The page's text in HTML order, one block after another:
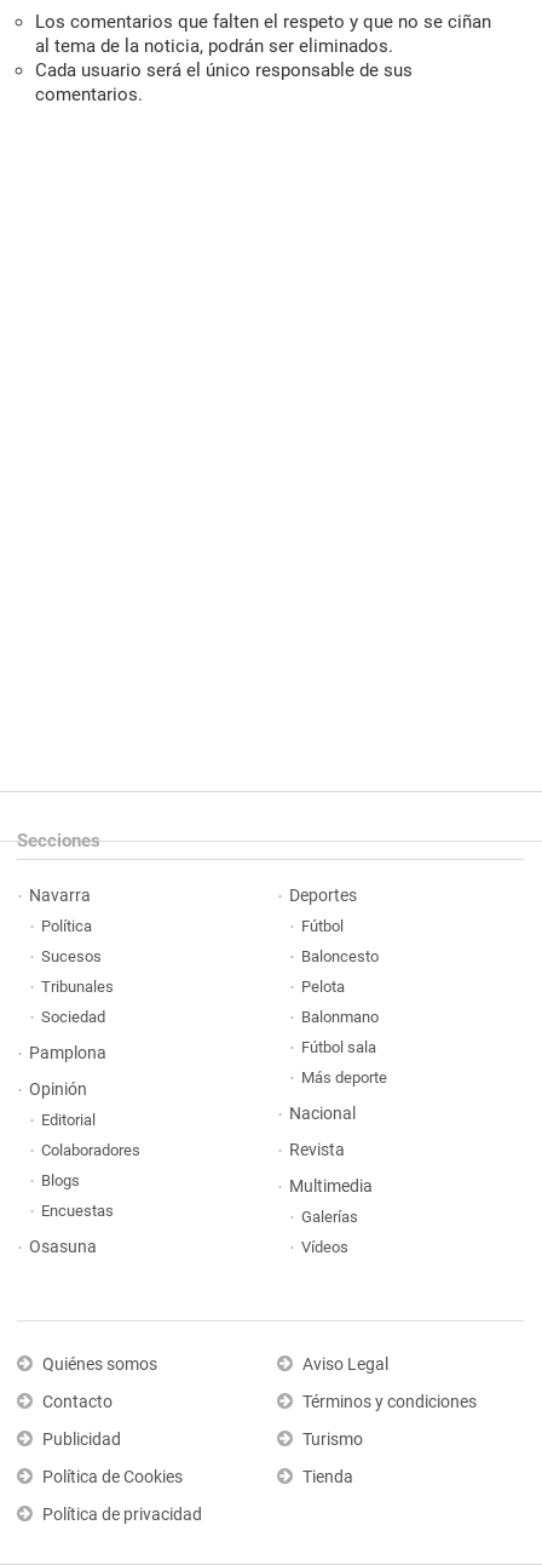
Los comentarios que falten el respeto y que no se ciñan
al tema de la noticia, podrán ser eliminados.
Cada usuario será el único responsable de sus
comentarios.
Secciones
Navarra
Política
Sucesos
Tribunales
Sociedad
Pamplona
Opinión
Editorial
Colaboradores
Blogs
Encuestas
Osasuna
Deportes
Fútbol
Baloncesto
Pelota
Balonmano
Fútbol sala
Más deporte
Nacional
Revista
Multimedia
Galerías
Vídeos
Quiénes somos
Contacto
Publicidad
Política de Cookies
Política de privacidad
Aviso Legal
Términos y condiciones
Turismo
Tienda